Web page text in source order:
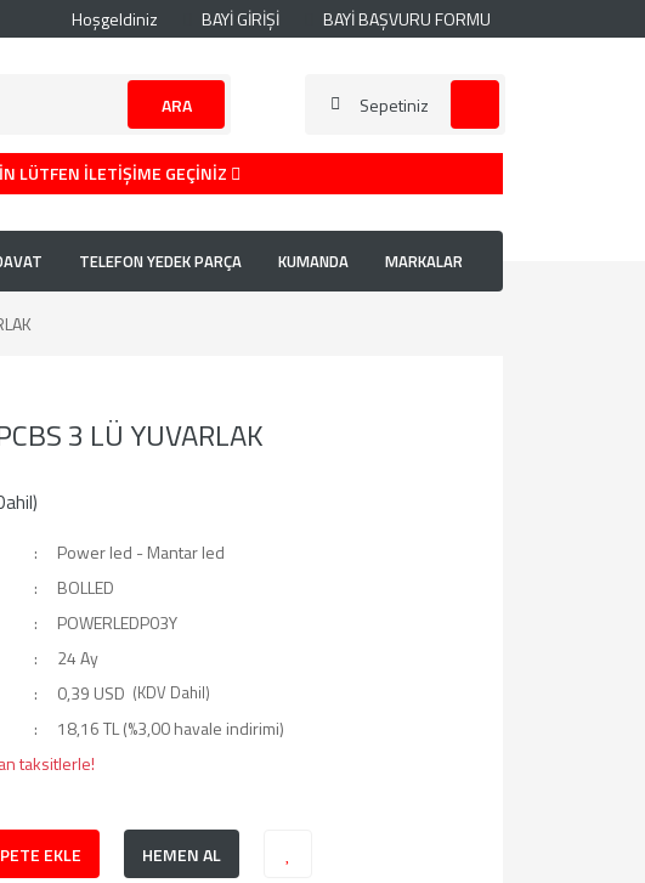
Hoşgeldiniz BAYİ GİRİŞİ BAYİ BAŞVURU FORMU
ARA Sepetiniz
LÜTFEN İLETİŞİME GEÇİNİZ
TELEFON YEDEK PARÇA KUMANDA MARKALAR
3 LÜ YUVARLAK
Power led - Mantar led
BOLLED
POWERLEDP03Y
24 Ay
0,39 USD (KDV Dahil)
18,16 TL (%3,00 havale indirimi)
taksitlerle!
EKLE
HEMEN AL